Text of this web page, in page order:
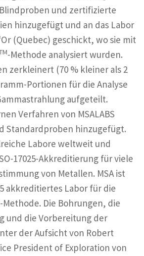
und zertifizierte
hinzugefügt und an das Labor
(Quebec) geschickt, wo sie mit
-Methode analysiert wurden.
zerkleinert (70 % kleiner als 2
Portionen für die Analyse
aufgeteilt.
Verfahren von MSALABS
Standardproben hinzugefügt.
Labore weltweit und
17025-Akkreditierung für viele
von Metallen. MSA ist
akkreditiertes Labor für die
Die Bohrungen, die
und die Vorbereitung der
der Aufsicht von Robert
President of Exploration von